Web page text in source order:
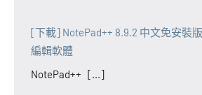
[下載] NotePad++ 8.9.2 中文免安裝
編輯軟體
NotePad++ [...]